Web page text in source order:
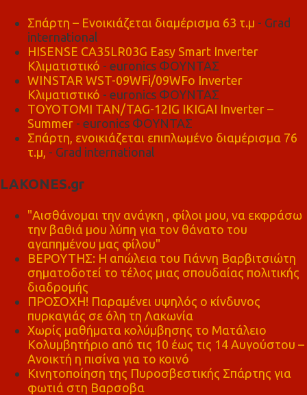
Σπάρτη – Ενοικιάζεται διαμέρισμα 63 τ.μ - Grad
international
HISENSE CA35LR03G Easy Smart Inverter
Κλιματιστικό - euronics ΦΟΥΝΤΑΣ
WINSTAR WST-09WFi/09WFo Inverter
Κλιματιστικό - euronics ΦΟΥΝΤΑΣ
TOYOTOMI TAN/TAG-12IG IKIGAI Inverter –
Summer - euronics ΦΟΥΝΤΑΣ
Σπάρτη, ενοικιάζεται επιπλωμένο διαμέρισμα 76
τ.μ, - Grad international
LAKONES.gr
"Αισθάνομαι την ανάγκη , φίλοι μου, να εκφράσω
την βαθιά μου λύπη για τον θάνατο του
αγαπημένου μας φίλου"
ΒΕΡΟΥΤΗΣ: Η απώλεια του Γιάννη Βαρβιτσιώτη
σηματοδοτεί το τέλος μιας σπουδαίας πολιτικής
διαδρομής
ΠΡΟΣΟΧΗ! Παραμένει υψηλός ο κίνδυνος
πυρκαγιάς σε όλη τη Λακωνία
Χωρίς μαθήματα κολύμβησης το Ματάλειο
Κολυμβητήριο από τις 10 έως τις 14 Αυγούστου –
Ανοικτή η πισίνα για το κοινό
Κινητοποίηση της Πυροσβεστικής Σπάρτης για
φωτιά στη Βαρσοβα